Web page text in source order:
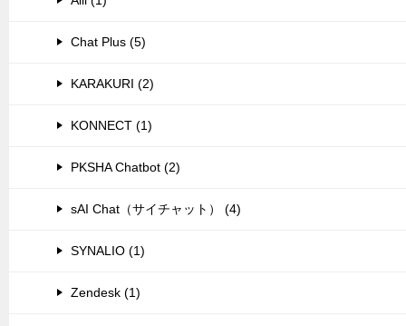
Chat Plus (5)
KARAKURI (2)
KONNECT (1)
PKSHA Chatbot (2)
sAI Chat（サイチャット） (4)
SYNALIO (1)
Zendesk (1)